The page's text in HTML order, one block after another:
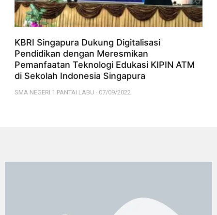
KBRI Singapura Dukung Digitalisasi
Pendidikan dengan Meresmikan
Pemanfaatan Teknologi Edukasi KIPIN ATM
di Sekolah Indonesia Singapura
SMA NEGERI 1 PANTAI LABU 07/09/2022